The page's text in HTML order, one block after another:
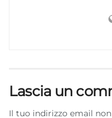
personalizzati, Sviluppare
Abbinare e combinare
fonti di dati, Collegare
Identificare i dispositivi in
Lascia un
Il tuo indirizzo email